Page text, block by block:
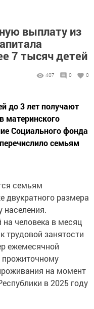
выплату из
7 тысяч детей
407 0 0
до 3 лет получают
материнского
Социального фонда
семьям
семьям
размера
на человека в месяц
трудовой занятости
ежемесячной
на момент
в 2025 году